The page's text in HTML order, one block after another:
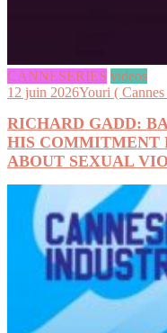
CANNESERIES videos
12 juin 2026Youri (
RICHARD GADD:
HIS COMMITMENT
ABOUT SEXUAL